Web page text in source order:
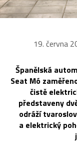
19. června
Španělská
Seat Mó
čistě
představeny
odráží
a elektrický